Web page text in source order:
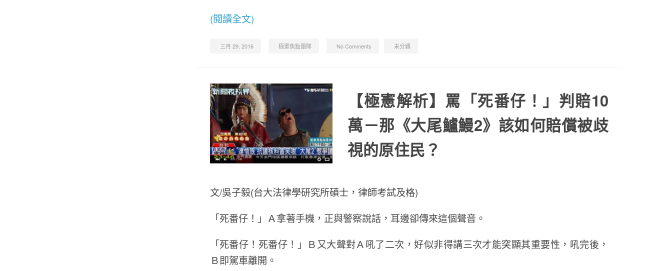
(閱讀全文)
三月 29, 2016 極憲焦點團隊 No Comments 未分類
【極憲解析】罵「死番仔！」判賠10
萬－那《大尾鱸鰻2》該如何賠償被歧
視的原住民？
文/吳子毅(台大法律學研究所碩士，律師考試及格)
「死番仔！」Ａ拿著手機，正與警察說話，耳邊卻傳來這個聲音。
「死番仔！死番仔！」Ｂ又大聲對Ａ吼了二次，好似非得講三次才能突顯其重要性，吼完後，
Ｂ即駕車離開。